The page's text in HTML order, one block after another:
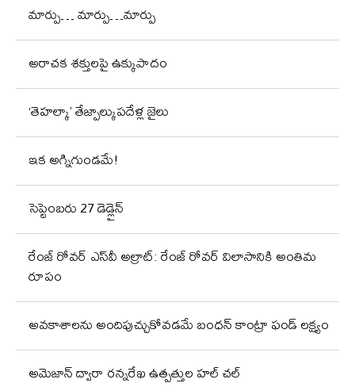
మార్పు… మార్పు…మార్పు
అరాచక శక్తులపై ఉక్కుపాదం
‘తెహల్కా’ తేజ్పాల్కుపదేళ్ల జైలు
ఇక అగ్నిగుండమే!
సెప్టెంబరు 27 డెడ్లైన్
రేంజ్ రోవర్ ఎస్‌వీ అల్రాట్: రేంజ్ రోవర్ విలాసానికి అంతిమ
రూపం
అవకాశాలను అందిపుచ్చుకోవడమే బంధన్ కాంట్రా ఫండ్ లక్ష్యం
అమెజాన్ ద్వారా రన్నరేఖ ఉత్పత్తుల హల్ చల్